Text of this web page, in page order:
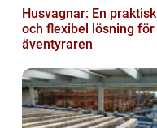
Husvagnar: En praktisk
och flexibel lösning för
äventyraren